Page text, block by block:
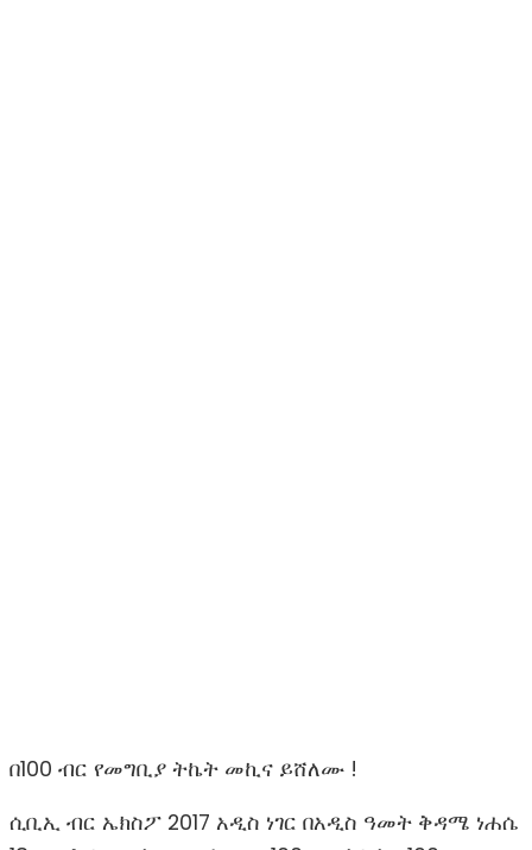
በ100 ብር የመግቢያ ትኬት መኪና ይሸለሙ !
ሲቢኢ ብር ኤክስፖ 2017 አዲስ ነገር በአዲስ ዓመት ቅዳሜ ነሐሴ